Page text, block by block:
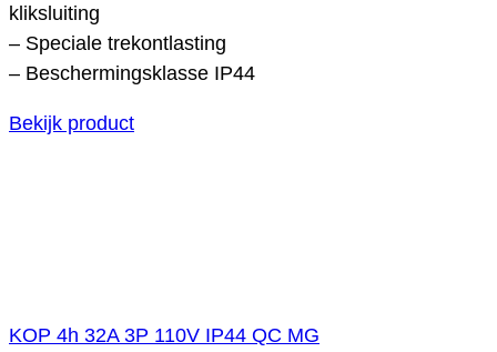
kliksluiting
– Speciale trekontlasting
– Beschermingsklasse IP44
Bekijk product
KOP 4h 32A 3P 110V IP44 QC MG